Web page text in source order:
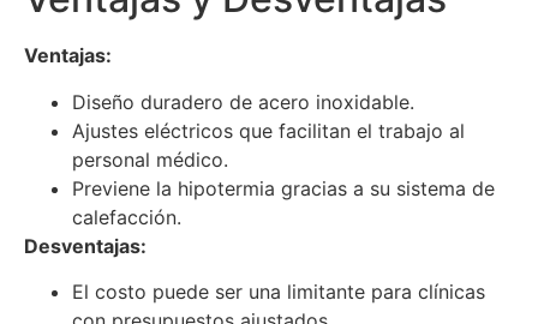
Ventajas:
Diseño duradero de acero inoxidable.
Ajustes eléctricos que facilitan el trabajo al
personal médico.
Previene la hipotermia gracias a su sistema de
calefacción.
Desventajas:
El costo puede ser una limitante para clínicas